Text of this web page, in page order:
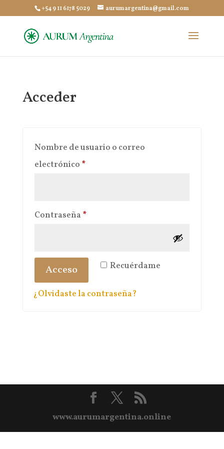
+54 9 11 6178 5029 aurumargentina@gmail.com
Acceder
Nombre de usuario o correo
electrónico *Obligatorio
Contraseña *Obligatorio
Recuérdame
Acceso
¿Olvidaste la contraseña?
www.aurumargentina.online